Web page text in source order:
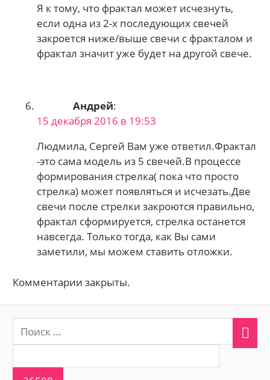
Я к тому, что фрактал может исчезнуть,
если одна из 2-х последующих свечей
закроется ниже/выше свечи с фракталом и
фрактал значит уже будет на другой свече.
Андрей:
15 декабря 2016 в 19:53
Людмила, Сергей Вам уже ответил.Фрактал
-это сама модель из 5 свечей.В процессе
формирования стрелка( пока что просто
стрелка) может появляться и исчезать.Две
свечи после стрелки закроются правильно,
фрактал сформируется, стрелка останется
навсегда. Только тогда, как Вы сами
заметили, мы можем ставить отложки.
Комментарии закрыты.